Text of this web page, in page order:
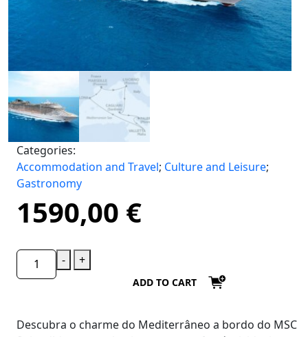
Categories:
Accommodation and Travel; Culture and Leisure;
Gastronomy
1590,00 €
- +
ADD TO CART
Descubra o charme do Mediterrâneo a bordo do MSC